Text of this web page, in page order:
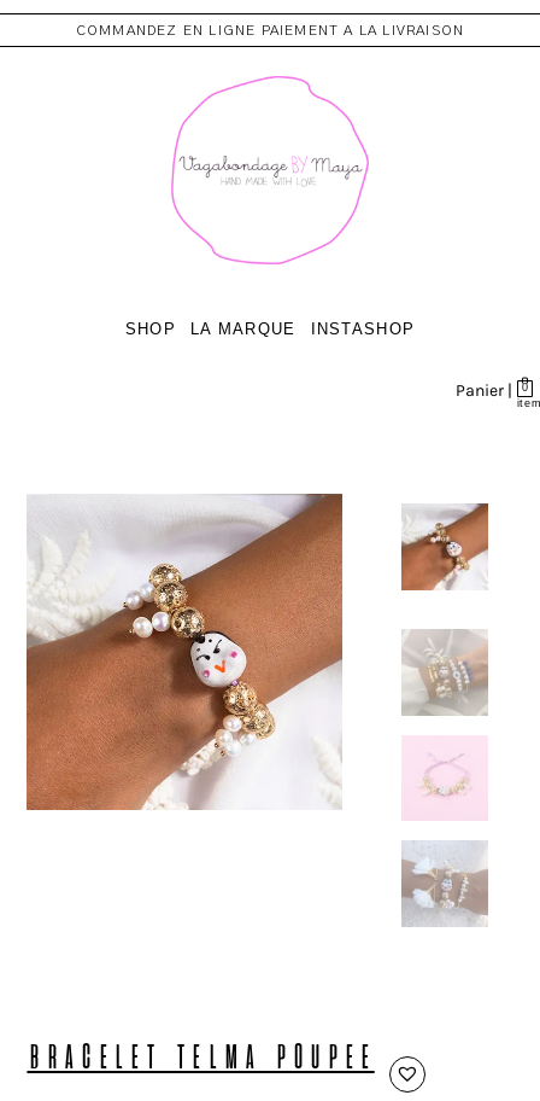
COMMANDEZ EN LIGNE PAIEMENT A LA LIVRAISON
SHOP LA MARQUE INSTASHOP
0
Panier |
BRACELET TELMA POUPEE